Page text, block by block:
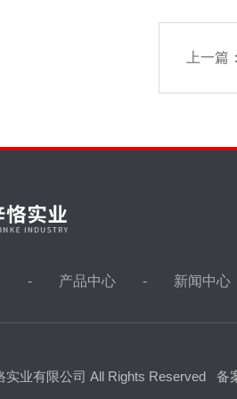
上一篇
产品中心 新闻中心
实业有限公司 All Rights Reserved 备